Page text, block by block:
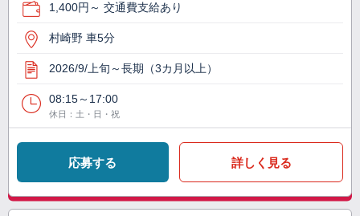
1,400円～ 交通費支給あり
村崎野 車5分
2026/9/上旬～長期（3カ月以上）
08:15～17:00
休日：土・日・祝
応募する 詳しく見る